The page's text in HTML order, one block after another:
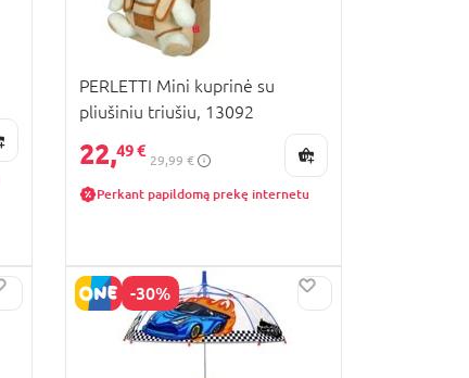
PERLETTI Mini kuprinė su
pliušiniu triušiu, 13092
22,49 €
29,99 €
Perkant papildomą prekę internetu
-30%